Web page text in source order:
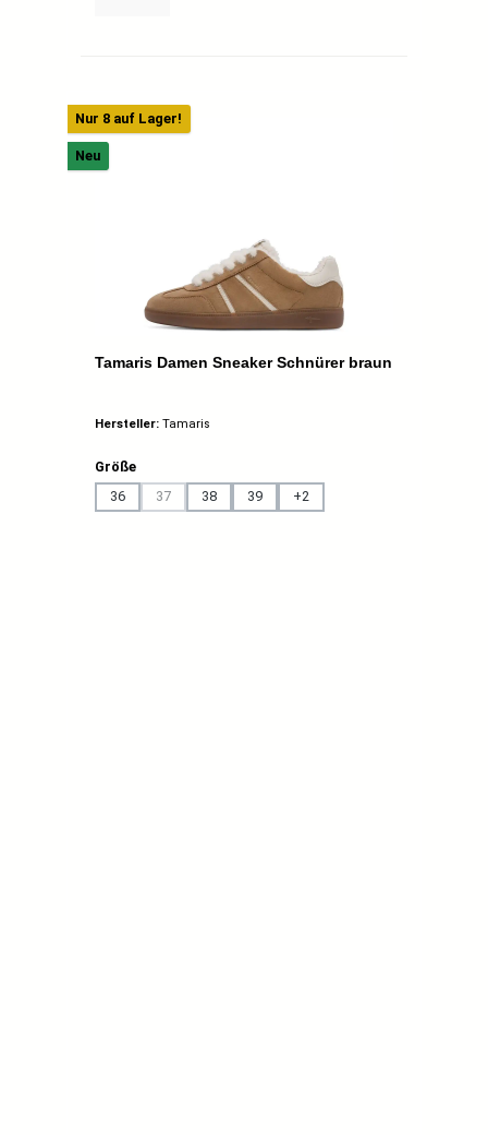
Nur 8 auf Lager!
Neu
Tamaris Damen Sneaker Schnürer braun
Hersteller: Tamaris
Größeauswählen
36
37
(Diese Option ist zurzeit nicht verfügbar.)
38 39 +2